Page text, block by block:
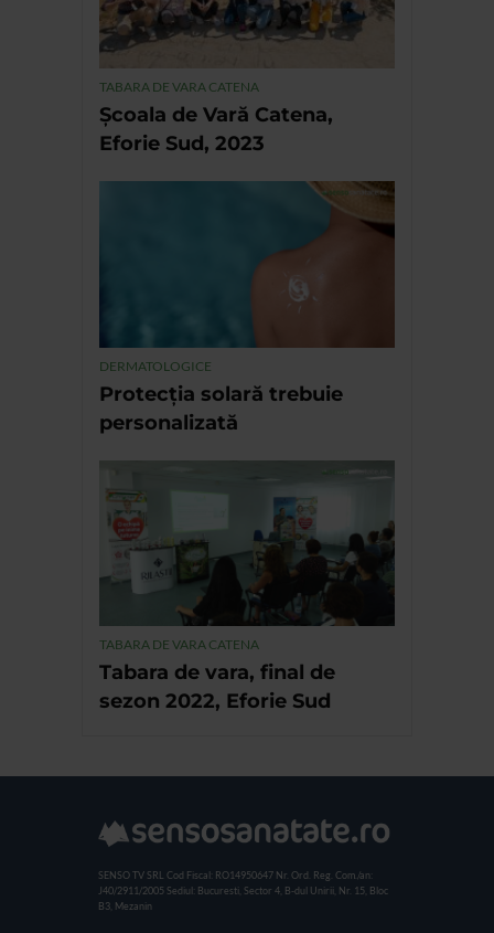
TABARA DE VARA CATENA
Școala de Vară Catena,
Eforie Sud, 2023
DERMATOLOGICE
Protecția solară trebuie
personalizată
TABARA DE VARA CATENA
Tabara de vara, final de
sezon 2022, Eforie Sud
SENSO TV SRL Cod Fiscal: RO14950647 Nr. Ord. Reg. Com./an:
J40/2911/2005 Sediul: Bucuresti, Sector 4, B-dul Unirii, Nr. 15, Bloc
B3, Mezanin